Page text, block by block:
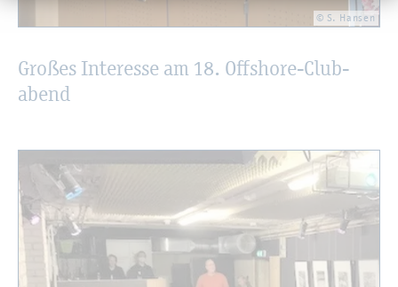
© S. Han­sen
Gro­ßes In­ter­es­se am 18. Off­shore-Club­
abend